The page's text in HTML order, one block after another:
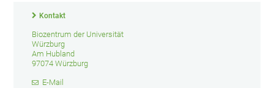
Kontakt
Biozentrum der Universität
Würzburg
Am Hubland
97074 Würzburg
E-Mail